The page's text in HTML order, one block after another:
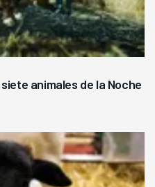
animales de la Noche